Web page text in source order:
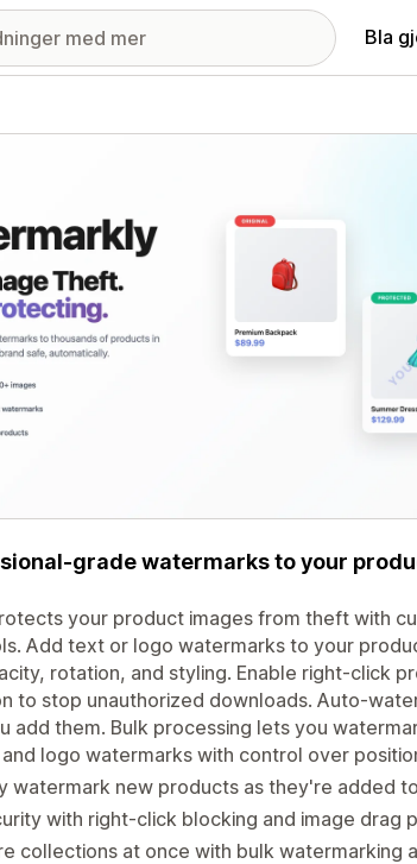
Bla
bilder
grade watermarks to your
your product images from theft with
Add text or logo watermarks to your
rotation, and styling. Enable right-click
to stop unauthorized downloads. Auto-
add them. Bulk processing lets you
logo watermarks with control over
watermark new products as they're added
with right-click blocking and image drag
collections at once with bulk watermarking